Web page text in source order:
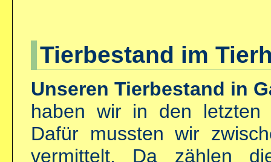
Tierbestand im
Unseren Tierbestand in
haben wir in den letzten
Dafür mussten wir
vermittelt. Da zählen